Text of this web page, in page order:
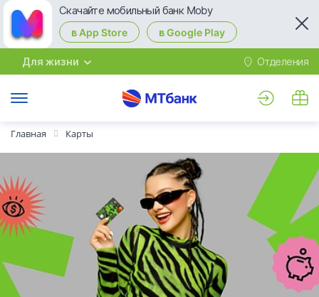
Скачайте мобильный банк Moby
в App Store в Google Play
Для жизни Отделения
Главная Карты